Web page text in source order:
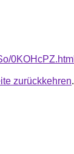
0KOHcPZ.html
zurückkehren.